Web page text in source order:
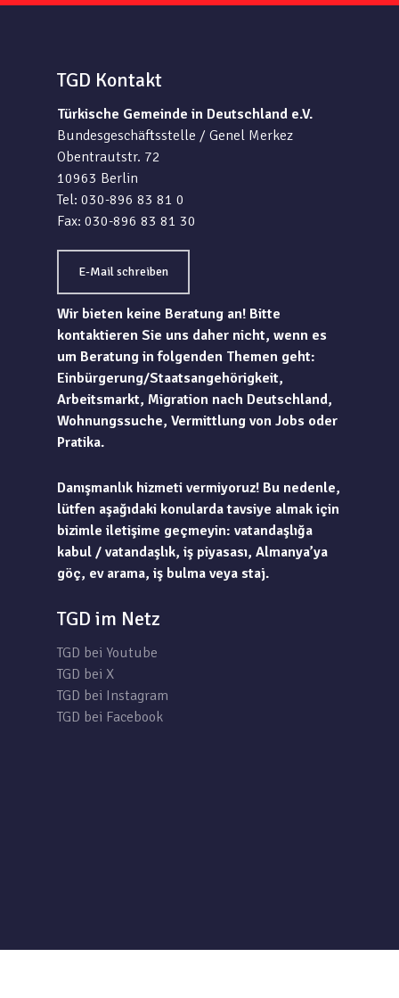
TGD Kontakt
Türkische Gemeinde in Deutschland e.V.
Bundesgeschäftsstelle / Genel Merkez
Obentrautstr. 72
10963 Berlin
Tel: 030-896 83 81 0
Fax: 030-896 83 81 30
E-Mail schreiben
Wir bieten keine Beratung an! Bitte
kontaktieren Sie uns daher nicht, wenn es
um Beratung in folgenden Themen geht:
Einbürgerung/Staatsangehörigkeit,
Arbeitsmarkt, Migration nach Deutschland,
Wohnungssuche, Vermittlung von Jobs oder
Pratika.
Danışmanlık hizmeti vermiyoruz! Bu nedenle,
lütfen aşağıdaki konularda tavsiye almak için
bizimle iletişime geçmeyin: vatandaşlığa
kabul / vatandaşlık, iş piyasası, Almanya’ya
göç, ev arama, iş bulma veya staj.
TGD im Netz
TGD bei Youtube
TGD bei X
TGD bei Instagram
TGD bei Facebook